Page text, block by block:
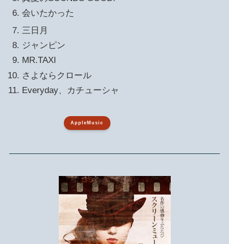
会いたかった
三日月
ジャンピン
MR.TAXI
さよならクロール
Everyday、カチューシャ
AppleMusic